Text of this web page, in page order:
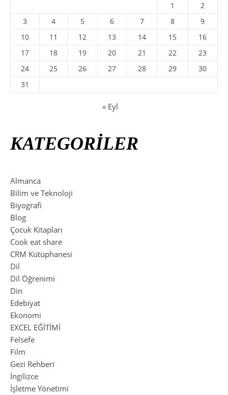
1
2
3
4 5 6 7 8
9
10
11 12 13 14 15
16
17
18 19 20 21 22
23
24
25 26 27 28 29
30
31
« Eyl
KATEGORİLER
Almanca
Bilim ve Teknoloji
Biyografi
Blog
Çocuk Kitapları
Cook eat share
CRM Kütüphanesi
Dil
Dil Öğrenimi
Din
Edebiyat
Ekonomi
EXCEL EĞİTİMİ
Felsefe
Film
Gezi Rehberi
İngilizce
İşletme Yönetimi